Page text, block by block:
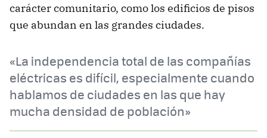
carácter comunitario, como los edificios de pisos
que abundan en las grandes ciudades.
«La independencia total de las compañías
eléctricas es difícil, especialmente cuando
hablamos de ciudades en las que hay
mucha densidad de población»